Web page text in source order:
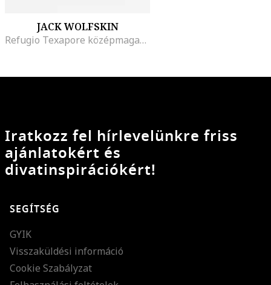
JACK WOLFSKIN
Refugio Texapore középmagas szárú nyersbőr túrabakancs, Fekete
Iratkozz fel hírlevelünkre friss
ajánlatokért és
divatinspirációkért!
SEGÍTSÉG
GYIK
Visszaküldési információ
Cookie Szabályzat